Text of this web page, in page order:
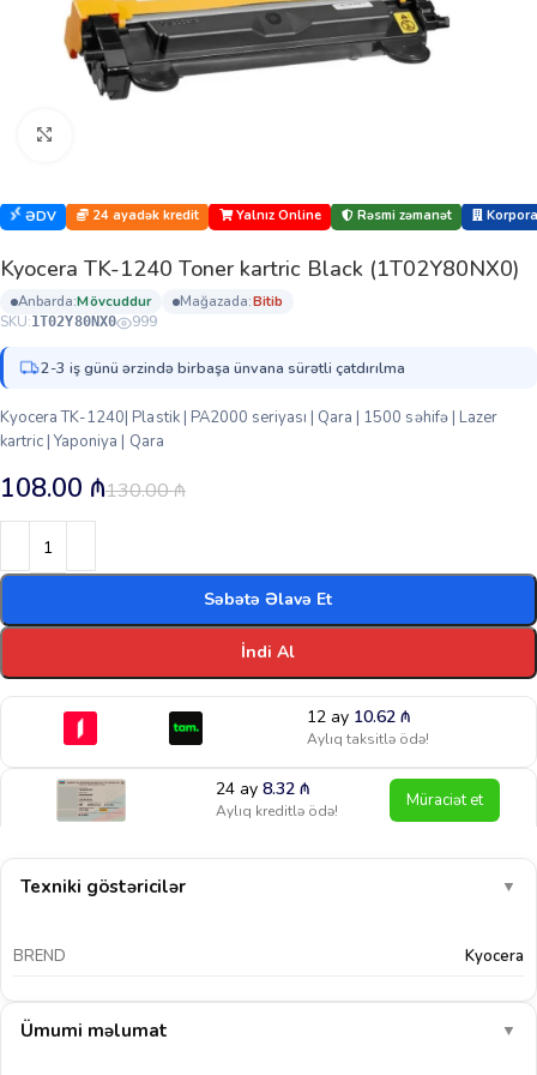
ƏDV 24 ayadək kredit Yalnız Online Rəsmi zəmanət
Kyocera TK-1240 Toner kartric Black (1T02Y80NX0)
anbarda: mövcuddur mağazada:
bi̇ti̇b
SKU:1T02Y80NX0 999
2-3 iş günü ərzində birbaşa ünvana sürətli çatdırılma
Kyocera TK-1240| Plastik | PA2000 seriyası | Qara | 1500 səhifə | Lazer
kartric | Yaponiya | Qara
130.00₼
108.00 ₼
Səbətə Əlavə Et
İndi Al
12 ay 10.62 ₼
Aylıq taksitlə ödə!
24 ay8.32₼
Aylıq kreditlə ödə! Müraciət et
Texniki göstəricilər ▼
BREND Kyocera
Ümumi məlumat ▼